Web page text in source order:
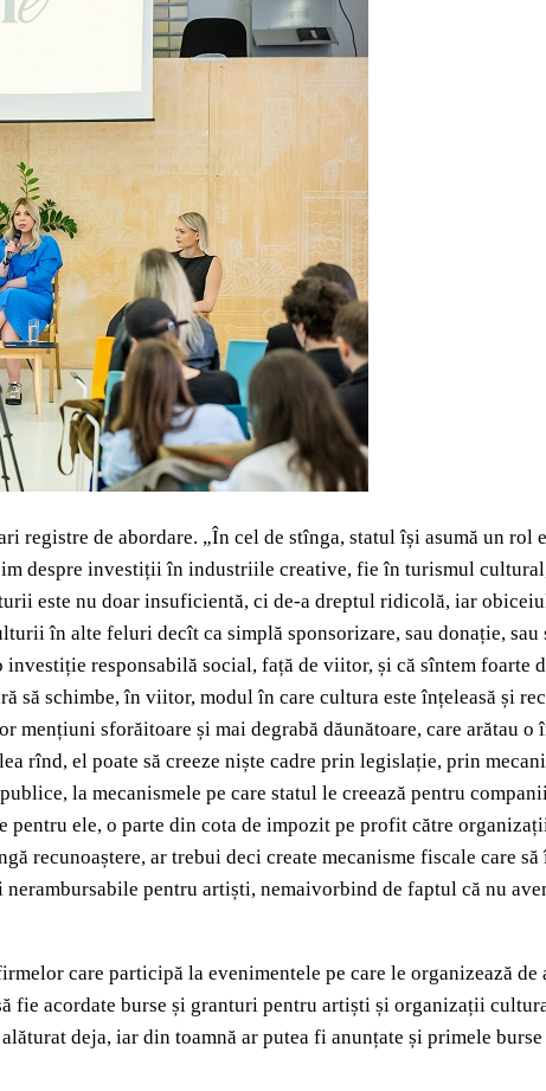
registre de abordare. „În cel de stînga, statul își asumă un
despre investiții în industriile creative, fie în turismul
este nu doar insuficientă, ci de-a dreptul ridicolă, iar
în alte feluri decît ca simplă sponsorizare, sau donație,
responsabilă social, față de viitor, și că sîntem foarte
să schimbe, în viitor, modul în care cultura este înțeleasă și
mențiuni sforăitoare și mai degrabă dăunătoare, care arătau
rînd, el poate să creeze niște cadre prin legislație, prin
la mecanismele pe care statul le creează pentru
ele, o parte din cota de impozit pe profit către
recunoaștere, ar trebui deci create mecanisme fiscale care
pentru artiști, nemaivorbind de faptul că nu
care participă la evenimentele pe care le organizează
fie acordate burse și granturi pentru artiști și organizații
deja, iar din toamnă ar putea fi anunțate și primele